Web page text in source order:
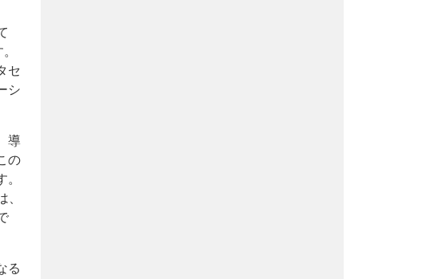
セ
シ
導
の
る